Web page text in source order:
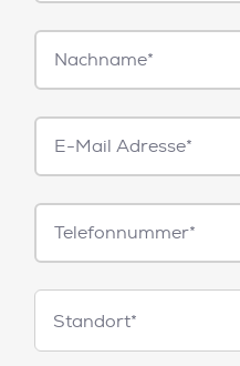
Nachname*
E-
Mail*
Telefonnummer
Standorte
Standort*